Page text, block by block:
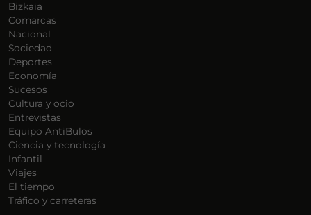
Bizkaia
Comarcas
Nacional
Sociedad
Deportes
Economía
Sucesos
Cultura y ocio
Entrevistas
Equipo AntiBulos
Ciencia y tecnología
Infantil
Viajes
El tiempo
Tráfico y carreteras